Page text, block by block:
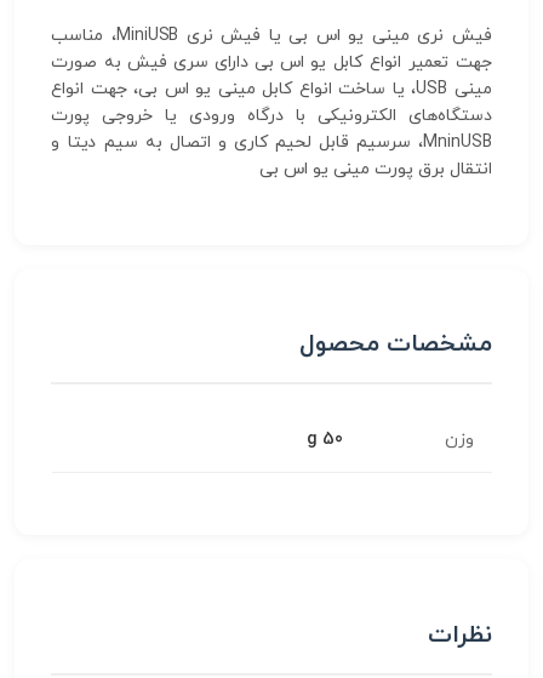
فیش نری مینی یو اس بی یا فیش نری MiniUSB، مناسب
جهت تعمیر انواع کابل یو اس بی دارای سری فیش به صورت
مینی USB، یا ساخت انواع کابل مینی یو اس بی، جهت انواع
دستگاه‌های الکترونیکی با درگاه ورودی یا خروجی پورت
MninUSB، سرسیم قابل لحیم کاری و اتصال به سیم دیتا و
انتقال برق پورت مینی یو اس بی
مشخصات محصول
وزن 50 g
نظرات